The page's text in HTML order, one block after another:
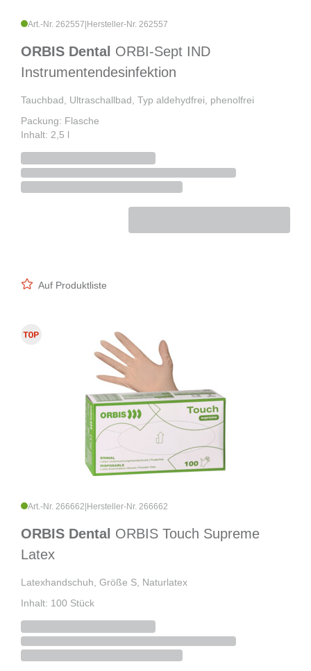
Art.-Nr. 262557 Hersteller-Nr. 262557
ORBIS Dental ORBI-Sept IND
Instrumentendesinfektion
Tauchbad, Ultraschallbad, Typ aldehydfrei, phenolfrei
Packung: Flasche
Inhalt: 2,5 l
Auf Produktliste
Art.-Nr. 266662 Hersteller-Nr. 266662
ORBIS Dental ORBIS Touch Supreme
Latex
Latexhandschuh, Größe S, Naturlatex
Inhalt: 100 Stück